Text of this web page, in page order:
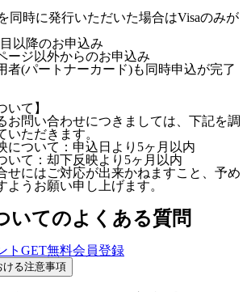
を同時に発行いただいた場合はVisaのみが
以降のお申込み
ージ以外からのお申込み
者(パートナーカード)も同時申込が完了
いて】
お問い合わせにつきましては、下記を調
いただきます。
ついて：申込日より5ヶ月以内
て：却下反映より5ヶ月以内
せにはご対応が出来かねますこと、予め
ようお願い申し上げます。
いてのよくある質問
トGET無料会員登録
ける注意事項